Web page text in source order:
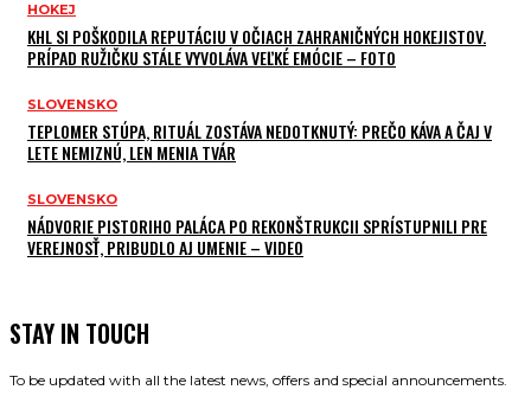
HOKEJ
KHL SI POŠKODILA REPUTÁCIU V OČIACH ZAHRANIČNÝCH HOKEJISTOV.
PRÍPAD RUŽIČKU STÁLE VYVOLÁVA VEĽKÉ EMÓCIE – FOTO
SLOVENSKO
TEPLOMER STÚPA, RITUÁL ZOSTÁVA NEDOTKNUTÝ: PREČO KÁVA A ČAJ V
LETE NEMIZNÚ, LEN MENIA TVÁR
SLOVENSKO
NÁDVORIE PISTORIHO PALÁCA PO REKONŠTRUKCII SPRÍSTUPNILI PRE
VEREJNOSŤ, PRIBUDLO AJ UMENIE – VIDEO
STAY IN TOUCH
To be updated with all the latest news, offers and special announcements.